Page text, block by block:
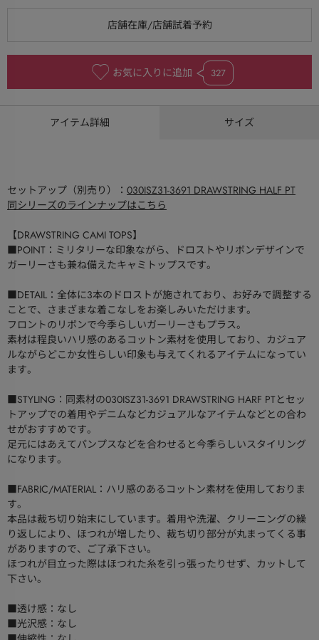
お気に入りに追加 327
アイテム詳細 サイズ
セットアップ（別売り）： 030ISZ31-3691 DRAWSTRING HALF PT
同シリーズのラインナップはこちら
【DRAWSTRING CAMI TOPS】
■POINT：ミリタリーな印象ながら、ドロストやリボンデザインで
ガーリーさも兼ね備えたキャミトップスです。
■DETAIL：全体に3本のドロストが施されており、お好みで調整する
ことで、さまざまな着こなしをお楽しみいただけます。
フロントのリボンで今季らしいガーリーさもプラス。
素材は程良いハリ感のあるコットン素材を使用しており、カジュア
ルながらどこか女性らしい印象も与えてくれるアイテムになってい
ます。
■STYLING：同素材の030ISZ31-3691 DRAWSTRING HARF PTとセッ
トアップでの着用やデニムなどカジュアルなアイテムなどとの合わ
せがおすすめです。
足元にはあえてパンプスなどを合わせると今季らしいスタイリング
になります。
■FABRIC/MATERIAL：ハリ感のあるコットン素材を使用しておりま
す。
本品は裁ち切り始末にしています。着用や洗濯、クリーニングの繰
り返しにより、ほつれが増したり、裁ち切り部分が丸まってくる事
がありますので、ご了承下さい。
ほつれが目立った際はほつれた糸を引っ張ったりせず、カットして
下さい。
■透け感：なし
■光沢感：なし